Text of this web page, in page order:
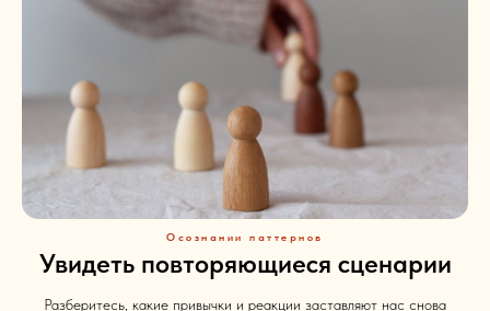
Осознании паттернов
Увидеть повторяющиеся сценарии
Разберитесь, какие привычки и реакции заставляют нас снова